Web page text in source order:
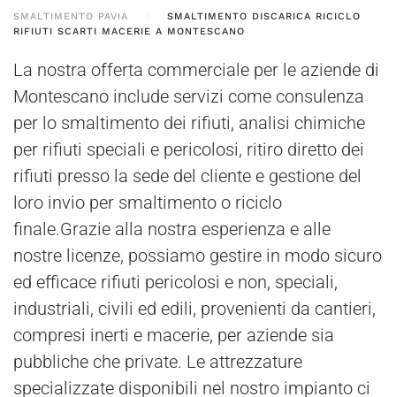
SMALTIMENTO PAVIA
SMALTIMENTO DISCARICA RICICLO
RIFIUTI SCARTI MACERIE A MONTESCANO
La nostra offerta commerciale per le aziende di
Montescano include servizi come consulenza
per lo smaltimento dei rifiuti, analisi chimiche
per rifiuti speciali e pericolosi, ritiro diretto dei
rifiuti presso la sede del cliente e gestione del
loro invio per smaltimento o riciclo
finale.Grazie alla nostra esperienza e alle
nostre licenze, possiamo gestire in modo sicuro
ed efficace rifiuti pericolosi e non, speciali,
industriali, civili ed edili, provenienti da cantieri,
compresi inerti e macerie, per aziende sia
pubbliche che private. Le attrezzature
specializzate disponibili nel nostro impianto ci